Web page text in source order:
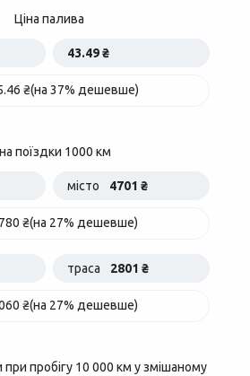
Ціна палива
43.49 ₴
₴(на 37% дешевше)
поїздки 1000 км
місто 4701 ₴
₴(на 27% дешевше)
траса 2801 ₴
₴(на 27% дешевше)
при пробігу 10 000 км у змішаному